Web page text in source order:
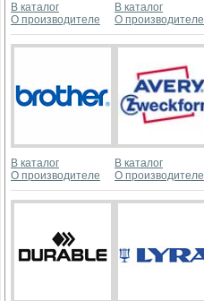
В каталог
О производителе
В каталог
О производителе
В каталог
О производителе
В каталог
О производителе